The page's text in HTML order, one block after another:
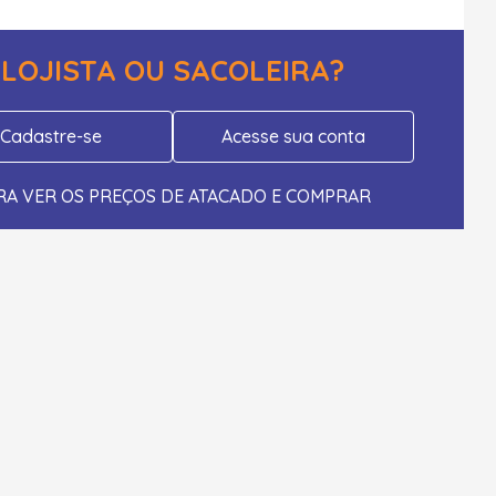
LOJISTA OU SACOLEIRA?
Cadastre-se Acesse sua conta
VER OS PREÇOS DE ATACADO E COMPRAR